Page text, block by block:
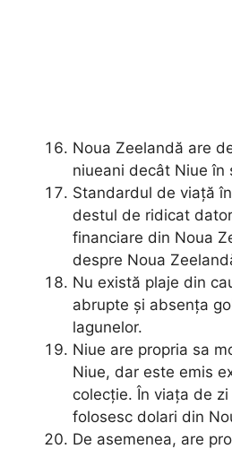
Noua Zeelandă are
niueani decât Niue în
Standardul de viață
destul de ridicat
financiare din Noua
despre Noua
Nu există plaje din
abrupte și absența
lagunelor.
Niue are propria sa
Niue, dar este emis
colecție. În viața de
folosesc dolari din
De asemenea, are